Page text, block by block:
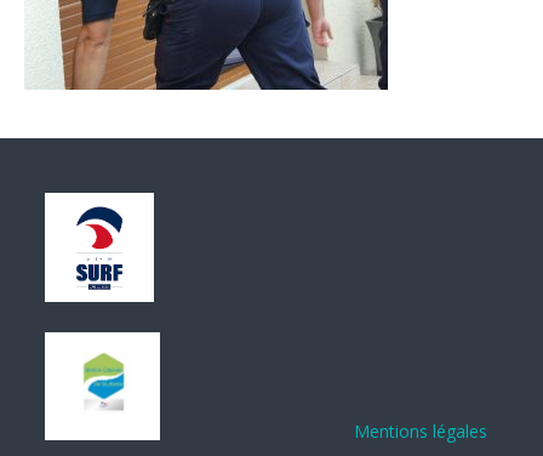
Mentions légales